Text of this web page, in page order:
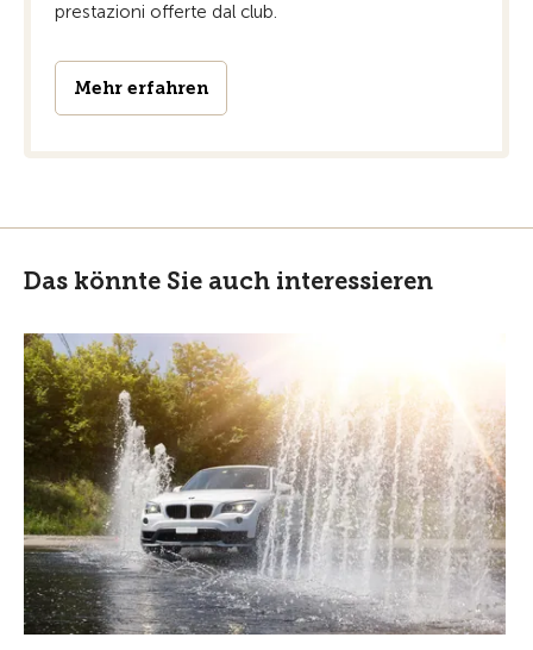
prestazioni offerte dal club.
Mehr erfahren
Das könnte Sie auch interessieren